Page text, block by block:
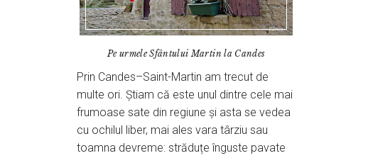
Pe urmele Sfântului Martin la Candes
Prin Candes–Saint-Martin am trecut de
multe ori. Știam că este unul dintre cele mai
frumoase sate din regiune și asta se vedea
cu ochilul liber, mai ales vara târziu sau
toamna devreme: străduțe înguste pavate